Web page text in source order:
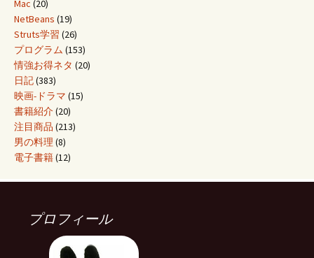
Mac (20)
NetBeans (19)
Struts学習 (26)
プログラム (153)
情強お得ネタ (20)
日記(383)
映画-ドラマ (15)
書籍紹介(20)
注目商品 (213)
男の料理 (8)
電子書籍(12)
プロフィール